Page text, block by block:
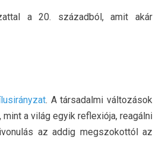
a 20. századból, amit akár
. A társadalmi változások
a világ egyik reflexiója, reagálni
az addig megszokottól az